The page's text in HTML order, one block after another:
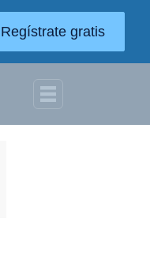
Regístrate gratis